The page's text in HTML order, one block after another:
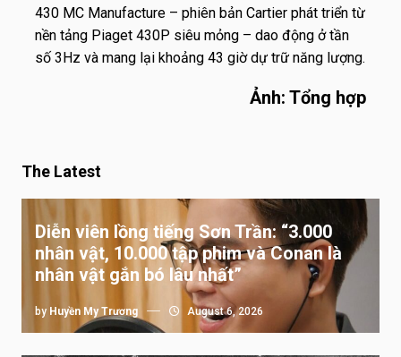
430 MC Manufacture – phiên bản Cartier phát triển từ
nền tảng Piaget 430P siêu mỏng – dao động ở tần
số 3Hz và mang lại khoảng 43 giờ dự trữ năng lượng.
Ảnh: Tổng hợp
The Latest
Diễn viên lồng tiếng Sơn Trần: “3.000
nhân vật, 10.000 tập phim và Conan là
nhân vật gắn bó lâu nhất”
by Huyền My Trương August 6, 2026